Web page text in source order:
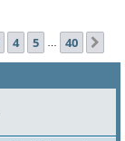
40
4 5 40